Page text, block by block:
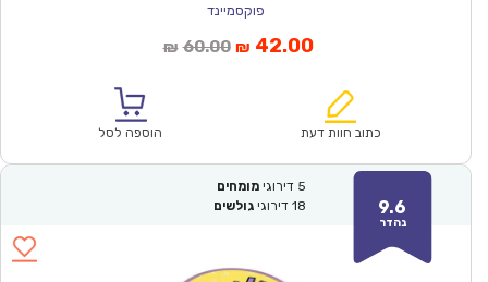
פוקסמיינד
₪ 60.00המחיר
₪60.00.
₪ 42.00המחיר
הוא:
כתוב חוות דעת הוספה לסל
9.6
נהדר
5 דירוגי מומחים
18 דירוגי גולשים